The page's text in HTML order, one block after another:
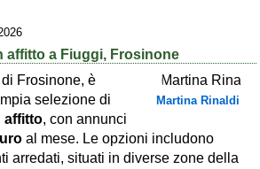
affitto a Fiuggi, Frosinone
Martina Rinaldi
Frosinone, è
selezione di
affitto, con annunci
al mese. Le opzioni includono
arredati, situati in diverse zone della